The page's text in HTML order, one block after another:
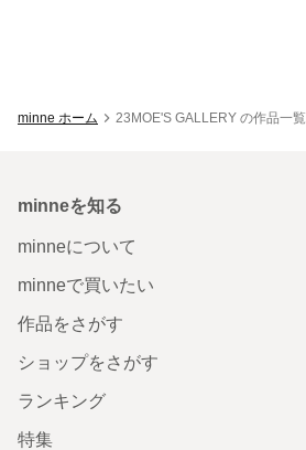
minne ホーム 23MOE'S GALLERY の作品一覧
minneを知る
minneについて
minneで買いたい
作品をさがす
ショップをさがす
ランキング
特集